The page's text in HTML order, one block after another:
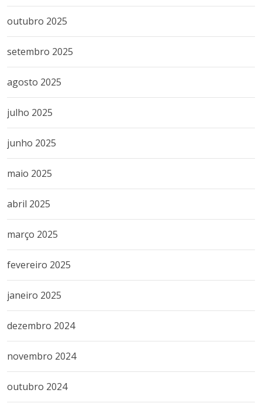
outubro 2025
setembro 2025
agosto 2025
julho 2025
junho 2025
maio 2025
abril 2025
março 2025
fevereiro 2025
janeiro 2025
dezembro 2024
novembro 2024
outubro 2024